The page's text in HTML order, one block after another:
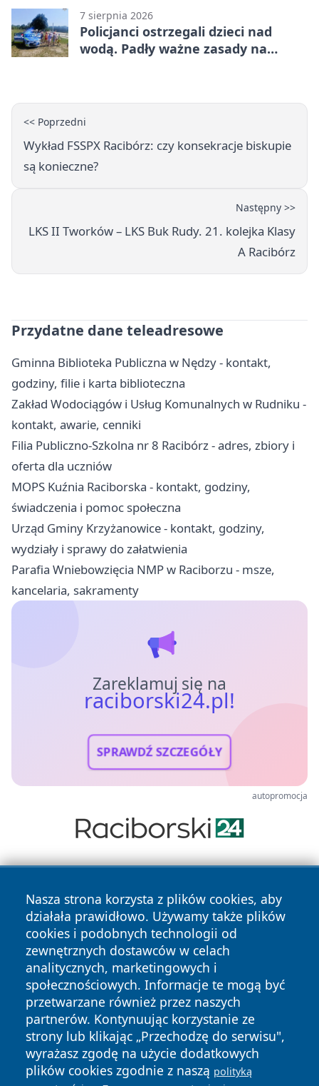
7 sierpnia 2026
Policjanci ostrzegali dzieci nad
wodą. Padły ważne zasady na
<< Poprzedni
Wykład FSSPX Racibórz: czy konsekracje biskupie
są konieczne?
Następny >>
LKS II Tworków – LKS Buk Rudy. 21. kolejka Klasy
A Racibórz
Przydatne dane teleadresowe
Gminna Biblioteka Publiczna w Nędzy - kontakt,
godziny, filie i karta biblioteczna
Zakład Wodociągów i Usług Komunalnych w Rudniku -
kontakt, awarie, cenniki
Filia Publiczno-Szkolna nr 8 Racibórz - adres, zbiory i
oferta dla uczniów
MOPS Kuźnia Raciborska - kontakt, godziny,
świadczenia i pomoc społeczna
Urząd Gminy Krzyżanowice - kontakt, godziny,
wydziały i sprawy do załatwienia
Parafia Wniebowzięcia NMP w Raciborzu - msze,
kancelaria, sakramenty
Zareklamuj się na
raciborski24.pl!
SPRAWDŹ SZCZEGÓŁY
autopromocja
Nasza strona korzysta z plików cookies, aby
działała prawidłowo. Używamy także plików
cookies i podobnych technologii od
zewnętrznych dostawców w celach
analitycznych, marketingowych i
społecznościowych. Informacje te mogą być
przetwarzane również przez naszych
partnerów. Kontynuując korzystanie ze
strony lub klikając „Przechodzę do serwisu",
wyrażasz zgodę na użycie dodatkowych
plików cookies zgodnie z naszą polityką
Copyright © 2026 raciborski24.pl Wszystkie prawa
zastrzeżone.
News Autorzy
Polityka
Prywatności
Polityka
Cookies